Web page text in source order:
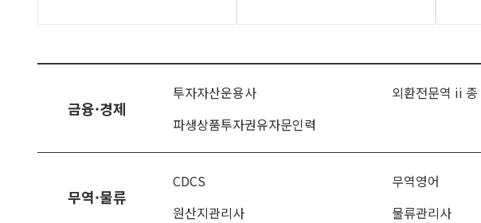
금융·경제
투자자산운용사 외환전문역 ii 종
파생상품투자권유자문인력
무역·물류
CDCS 무역영어
원산지관리사
물류관리사